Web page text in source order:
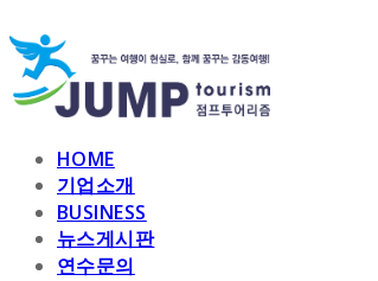
HOME
기업소개
BUSINESS
뉴스게시판
연수문의